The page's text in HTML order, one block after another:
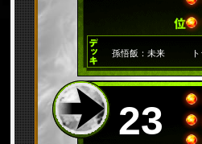
孫悟飯：未来
23